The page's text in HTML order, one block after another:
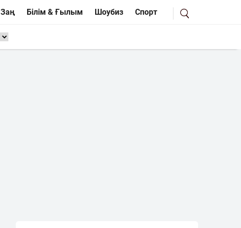
Заң Білім & Ғылым Шоубиз Спорт